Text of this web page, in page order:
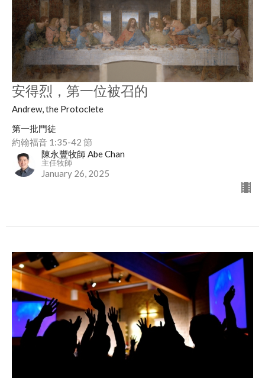
安得烈，第一位被召的
Andrew, the Protoclete
第一批門徒
約翰福音 1:35-42 節
陳永豐牧師 Abe Chan
主任牧師
January 26, 2025